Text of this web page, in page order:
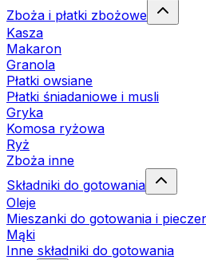
Zboża i płatki zbożowe
Kasza
Makaron
Granola
Płatki owsiane
Płatki śniadaniowe i musli
Gryka
Komosa ryżowa
Ryż
Zboża inne
Składniki do gotowania
Oleje
Mieszanki do gotowania i
Mąki
Inne składniki do gotowania